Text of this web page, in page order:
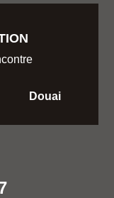
Douai